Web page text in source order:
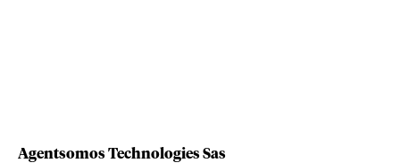
Agentsomos Technologies Sas